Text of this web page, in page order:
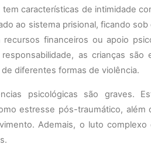
tem características de intimidade
ao sistema prisional, ficando
recursos financeiros ou apoio
as crianças
diferentes formas de violência.
psicológicas são graves.
estresse pós-traumático,
Ademais, o luto